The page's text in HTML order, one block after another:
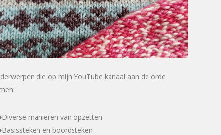
die op mijn YouTube kanaal aan de orde
Diverse manieren van opzetten
Basissteken en boordsteken